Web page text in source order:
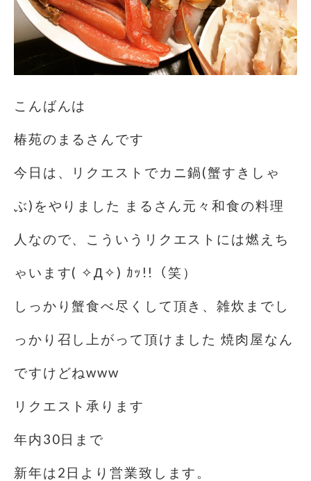
こんばんは
椿苑のまるさんです
今日は、リクエストでカニ鍋(蟹すきしゃ
ぶ)をやりました まるさん元々和食の料理
人なので、こういうリクエストには燃えち
ゃいます( ✧Д✧) ｶｯ!!（笑）
しっかり蟹食べ尽くして頂き、雑炊までし
っかり召し上がって頂けました 焼肉屋なん
ですけどねwww
リクエスト承ります
年内30日まで
新年は2日より営業致します。